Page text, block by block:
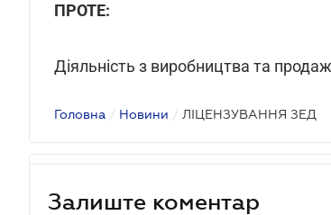
ПРОТЕ:
Діяльність з виробництва та
Головна / Новини / ЛІЦЕНЗУВАННЯ ЗЕД
Залиште коментар